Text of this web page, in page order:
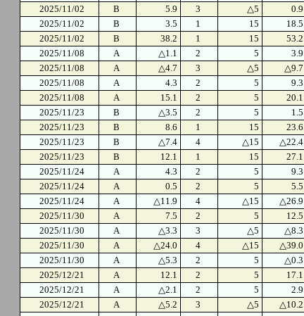
2025/11/02
B 5.9 3 △5 0.9
2025/11/02
B 3.5 1 15 18.5
2025/11/02
B 38.2 1 15 53.2
2025/11/08
A △1.1 2 5 3.9
2025/11/08
A △4.7 3 △5 △9.7
2025/11/08
A 4.3 2 5 9.3
2025/11/08
A 15.1 2 5 20.1
2025/11/23
B △3.5 2 5 1.5
2025/11/23
B 8.6 1 15 23.6
2025/11/23
B △7.4 4 △15 △22.4
2025/11/23
B 12.1 1 15 27.1
2025/11/24
A 4.3 2 5 9.3
2025/11/24
A 0.5 2 5 5.5
2025/11/24
A △11.9 4 △15 △26.9
2025/11/30
A 7.5 2 5 12.5
2025/11/30
A △3.3 3 △5 △8.3
2025/11/30
A △24.0 4 △15 △39.0
2025/11/30
A △5.3 2 5 △0.3
2025/12/21
A 12.1 2 5 17.1
2025/12/21
A △2.1 2 5 2.9
2025/12/21
A △5.2 3 △5 △10.2